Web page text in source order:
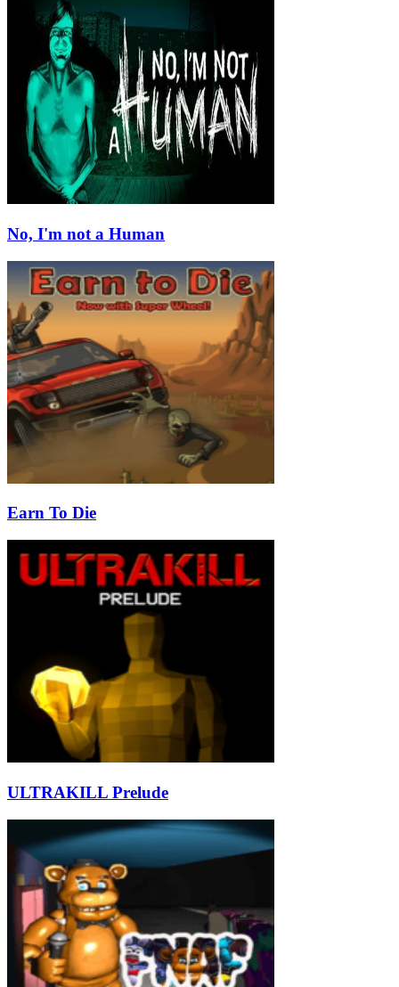
No, I'm not a Human
Earn To Die
ULTRAKILL Prelude